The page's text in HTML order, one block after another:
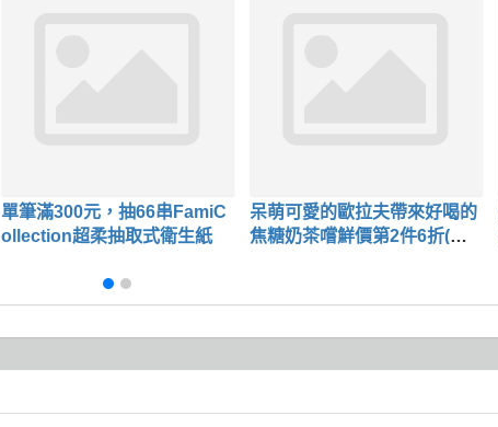
單筆滿300元，抽66串FamiC
ollection超柔抽取式衛生紙
呆萌可愛的歐拉夫帶來好喝的
焦糖奶茶嚐鮮價第2件6折(售